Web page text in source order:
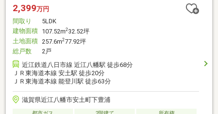
2,399万円
間取り
5LDK
建物面積 107.52m2 32.52坪
土地面積 257.6m277.92坪
総戸数
2戸
近江鉄道八日市線 近江八幡駅 徒歩68分
ＪＲ東海道本線 安土駅 徒歩20分
ＪＲ東海道本線 能登川駅 徒歩63分
滋賀県近江八幡市安土町下豊浦